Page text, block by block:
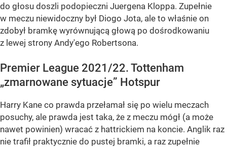
do głosu doszli podopieczni Juergena Kloppa. Zupełnie
w meczu niewidoczny był Diogo Jota, ale to właśnie on
zdobył bramkę wyrównującą głową po dośrodkowaniu
z lewej strony Andy'ego Robertsona.
Premier League 2021/22. Tottenham
„zmarnowane sytuacje” Hotspur
Harry Kane co prawda przełamał się po wielu meczach
posuchy, ale prawda jest taka, że z meczu mógł (a może
nawet powinien) wracać z hattrickiem na koncie. Anglik raz
nie trafił praktycznie do pustej bramki, a raz zupełnie